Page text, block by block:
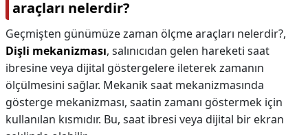
araçları nelerdir?
Geçmişten günümüze zaman ölçme araçları nelerdir?,
Dişli mekanizması, salınıcıdan gelen hareketi saat
ibresine veya dijital göstergelere ileterek zamanın
ölçülmesini sağlar. Mekanik saat mekanizmasında
gösterge mekanizması, saatin zamanı göstermek için
kullanılan kısmıdır. Bu, saat ibresi veya dijital bir ekran